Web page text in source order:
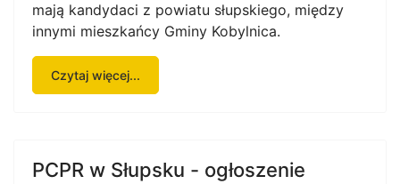
mają kandydaci z powiatu słupskiego, między
innymi mieszkańcy Gminy Kobylnica.
Czytaj więcej...
PCPR w Słupsku - ogłoszenie